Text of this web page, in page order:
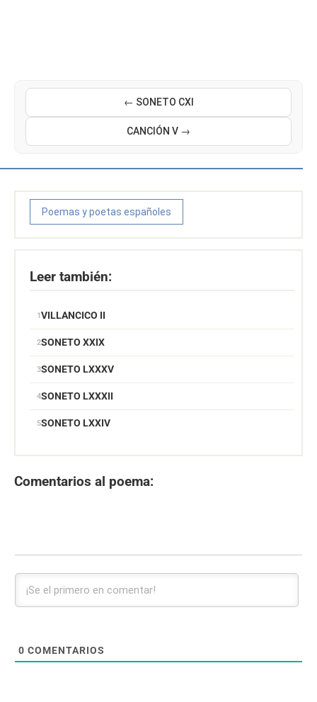
← SONETO CXI
CANCIÓN V →
Poemas y poetas españoles
Leer también:
VILLANCICO II
SONETO XXIX
SONETO LXXXV
SONETO LXXXII
SONETO LXXIV
Comentarios al poema:
0 COMENTARIOS